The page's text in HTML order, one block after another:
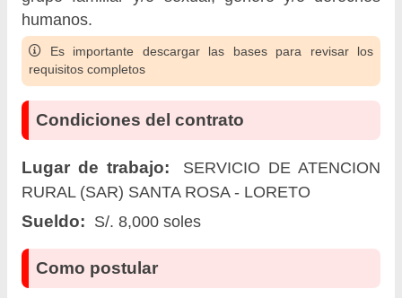
humanos.
Es importante descargar las bases para revisar los
requisitos completos
Condiciones del contrato
Lugar de trabajo:
SERVICIO DE ATENCION
RURAL (SAR) SANTA ROSA - LORETO
Sueldo: S/. 8,000 soles
Como postular